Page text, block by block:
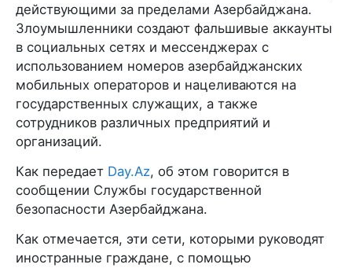
действующими за пределами Азербайджана.
Злоумышленники создают фальшивые аккаунты
в социальных сетях и мессенджерах с
использованием номеров азербайджанских
мобильных операторов и нацеливаются на
государственных служащих, а также
сотрудников различных предприятий и
организаций.
Как передает Day.Az, об этом говорится в
сообщении Службы государственной
безопасности Азербайджана.
Как отмечается, эти сети, которыми руководят
иностранные граждане, с помощью